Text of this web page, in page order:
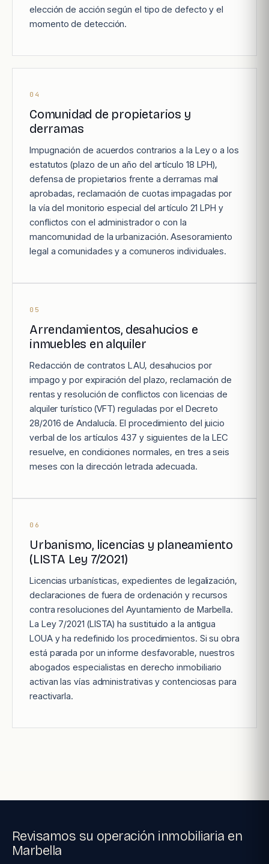
elección de acción según el tipo de defecto y el
momento de detección.
04
Comunidad de propietarios y
derramas
Impugnación de acuerdos contrarios a la Ley o a los
estatutos (plazo de un año del artículo 18 LPH),
defensa de propietarios frente a derramas mal
aprobadas, reclamación de cuotas impagadas por
la vía del monitorio especial del artículo 21 LPH y
conflictos con el administrador o con la
mancomunidad de la urbanización. Asesoramiento
legal a comunidades y a comuneros individuales.
05
Arrendamientos, desahucios e
inmuebles en alquiler
Redacción de contratos LAU, desahucios por
impago y por expiración del plazo, reclamación de
rentas y resolución de conflictos con licencias de
alquiler turístico (VFT) reguladas por el Decreto
28/2016 de Andalucía. El procedimiento del juicio
verbal de los artículos 437 y siguientes de la LEC
resuelve, en condiciones normales, en tres a seis
meses con la dirección letrada adecuada.
06
Urbanismo, licencias y planeamiento
(LISTA Ley 7/2021)
Licencias urbanísticas, expedientes de legalización,
declaraciones de fuera de ordenación y recursos
contra resoluciones del Ayuntamiento de Marbella.
La Ley 7/2021 (LISTA) ha sustituido a la antigua
LOUA y ha redefinido los procedimientos. Si su obra
está parada por un informe desfavorable, nuestros
abogados especialistas en derecho inmobiliario
activan las vías administrativas y contenciosas para
reactivarla.
Revisamos su operación inmobiliaria en
Marbella